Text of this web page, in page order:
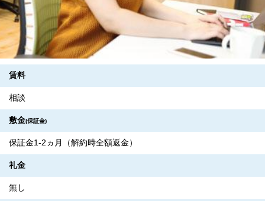
賃料
相談
敷金(保証金)
保証金1-2ヵ月（解約時全額返金）
礼金
無し